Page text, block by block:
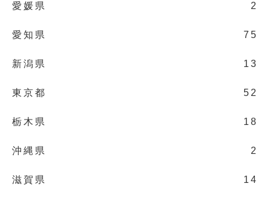
愛媛県 2
愛知県 75
新潟県 13
東京都 52
栃木県 18
沖縄県 2
滋賀県 14